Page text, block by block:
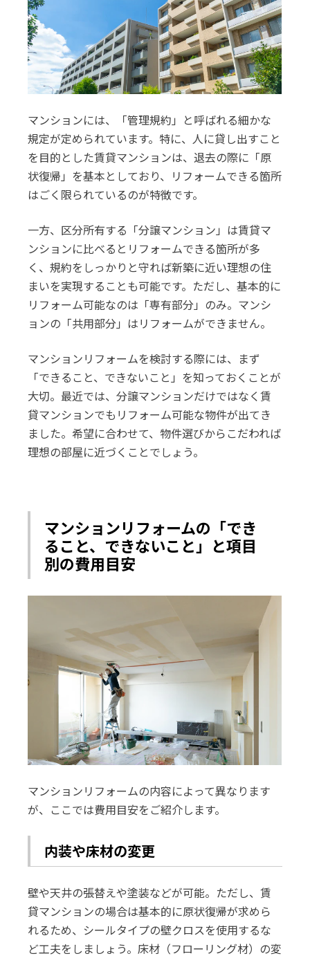
マンションには、「管理規約」と呼ばれる細かな
規定が定められています。特に、人に貸し出すこと
を目的とした賃貸マンションは、退去の際に「原
状復帰」を基本としており、リフォームできる箇所
はごく限られているのが特徴です。
一方、区分所有する「分譲マンション」は賃貸マ
ンションに比べるとリフォームできる箇所が多
く、規約をしっかりと守れば新築に近い理想の住
まいを実現することも可能です。ただし、基本的に
リフォーム可能なのは「専有部分」のみ。マンシ
ョンの「共用部分」はリフォームができません。
マンションリフォームを検討する際には、まず
「できること、できないこと」を知っておくことが
大切。最近では、分譲マンションだけではなく賃
貸マンションでもリフォーム可能な物件が出てき
ました。希望に合わせて、物件選びからこだわれば
理想の部屋に近づくことでしょう。
マンションリフォームの「でき
ること、できないこと」と項目
別の費用目安
マンションリフォームの内容によって異なります
が、ここでは費用目安をご紹介します。
内装や床材の変更
壁や天井の張替えや塗装などが可能。ただし、賃
貸マンションの場合は基本的に原状復帰が求めら
れるため、シールタイプの壁クロスを使用するな
ど工夫をしましょう。床材（フローリング材）の変